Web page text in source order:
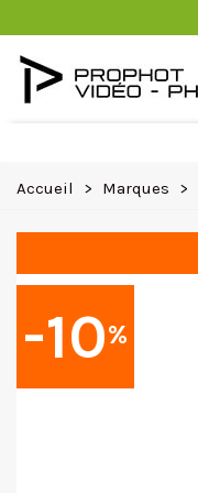
Accueil > Marques >
-10%